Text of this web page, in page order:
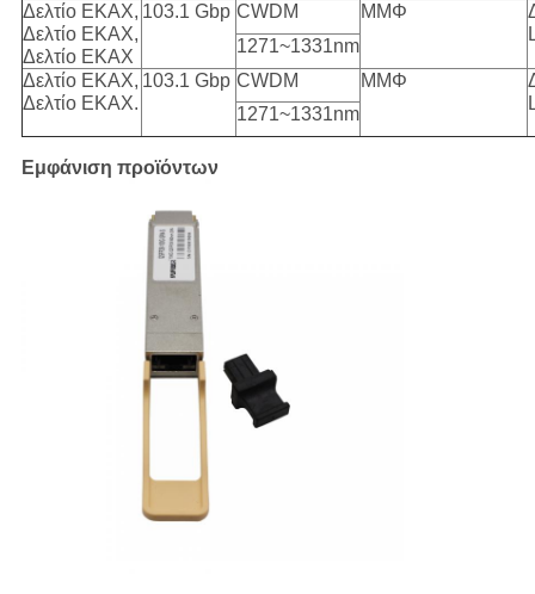
Δελτίο ΕΚΑΧ,
Δελτίο ΕΚΑΧ,
Δελτίο ΕΚΑΧ
103.1 Gbp CWDM ΜΜΦ
1271~1331nm
Δελτίο ΕΚΑΧ,
Δελτίο ΕΚΑΧ.
103.1 Gbp CWDM ΜΜΦ
1271~1331nm
Εμφάνιση προϊόντων